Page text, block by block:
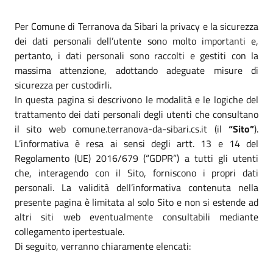
Per Comune di Terranova da Sibari la privacy e la sicurezza
dei dati personali dell’utente sono molto importanti e,
pertanto, i dati personali sono raccolti e gestiti con la
massima attenzione, adottando adeguate misure di
sicurezza per custodirli.
In questa pagina si descrivono le modalità e le logiche del
trattamento dei dati personali degli utenti che consultano
il sito web comune.terranova-da-sibari.cs.it (il “Sito”).
L’informativa è resa ai sensi degli artt. 13 e 14 del
Regolamento (UE) 2016/679 (“GDPR”) a tutti gli utenti
che, interagendo con il Sito, forniscono i propri dati
personali. La validità dell’informativa contenuta nella
presente pagina è limitata al solo Sito e non si estende ad
altri siti web eventualmente consultabili mediante
collegamento ipertestuale.
Di seguito, verranno chiaramente elencati: